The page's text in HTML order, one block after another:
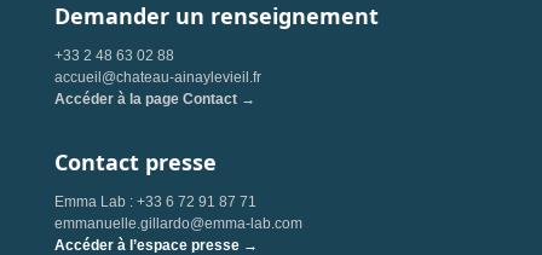
Demander un renseignement
+33 2 48 63 02 88
accueil@chateau-ainaylevieil.fr
Accéder à la page Contact →
Contact presse
Emma Lab : +33 6 72 91 87 71
emmanuelle.gillardo@emma-lab.com
Accéder à l’espace presse →